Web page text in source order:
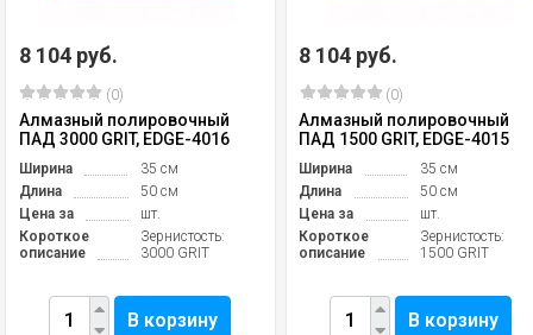
8 104 руб.
(0)
Алмазный полировочный
ПАД 3000 GRIT, EDGE-4016
Ширина
35 см
Длина
50 см
Цена за
шт.
Короткое
описание
Зернистость:
3000 GRIT
В корзину
8 104 руб.
(0)
Алмазный полировочный
ПАД 1500 GRIT, EDGE-4015
Ширина
35 см
Длина
50 см
Цена за
шт.
Короткое
описание
Зернистость:
1500 GRIT
В корзину